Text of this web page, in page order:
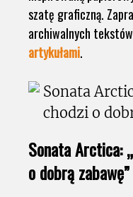
szatę graficzną.
archiwalnych tekstów
artykułami.
Sonata Arctica:
o dobrą